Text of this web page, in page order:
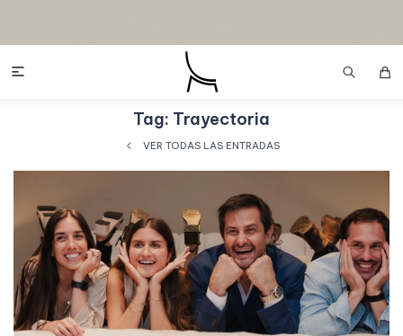

Tag: Trayectoria
VER TODAS LAS ENTRADAS